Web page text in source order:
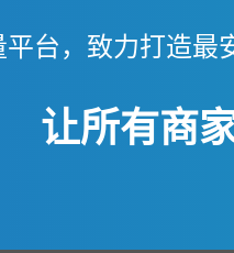
台，致力打造最
让所有商